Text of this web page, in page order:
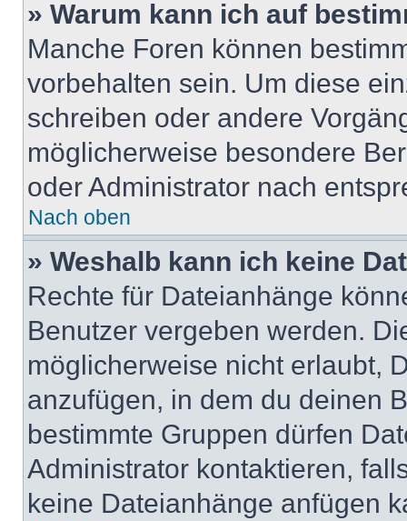
» Warum kann ich auf
Manche Foren können
vorbehalten sein. Um diese
schreiben oder andere
möglicherweise besondere
oder Administrator nach
Nach oben
» Weshalb kann ich keine
Rechte für Dateianhänge
Benutzer vergeben werden.
möglicherweise nicht erlaubt,
anzufügen, in dem du deinen
bestimmte Gruppen dürfen
Administrator kontaktieren,
keine Dateianhänge anfügen